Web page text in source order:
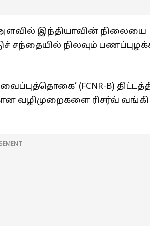
இந்தியாவின் நிலையை
சந்தையில் நிலவும்
(FCNR-B)
வழிமுறைகளை ரிசர்வ் வங்கி